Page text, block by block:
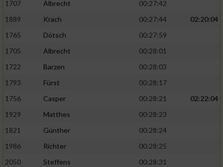
1707
Albrecht
00:27:42
1889
Krach 00:27:44
02:20:04
1765
Dötsch
00:27:59
1705
Albrecht
00:28:01
1722
Barzen
00:28:03
1793
Fürst
00:28:17
1756
Casper 00:28:21
02:22:04
1929
Matthes
00:28:23
1821
Günther
00:28:24
1986
Richter
00:28:25
2050
Steffens
00:28:31